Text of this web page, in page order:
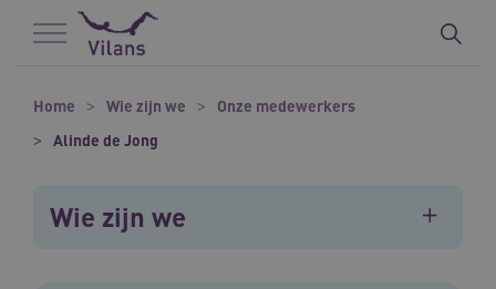
Naar hoofdinhoud
Naar footer
Home Wie zijn we
Onze medewerkers
Alinde de Jong
Wie zijn we